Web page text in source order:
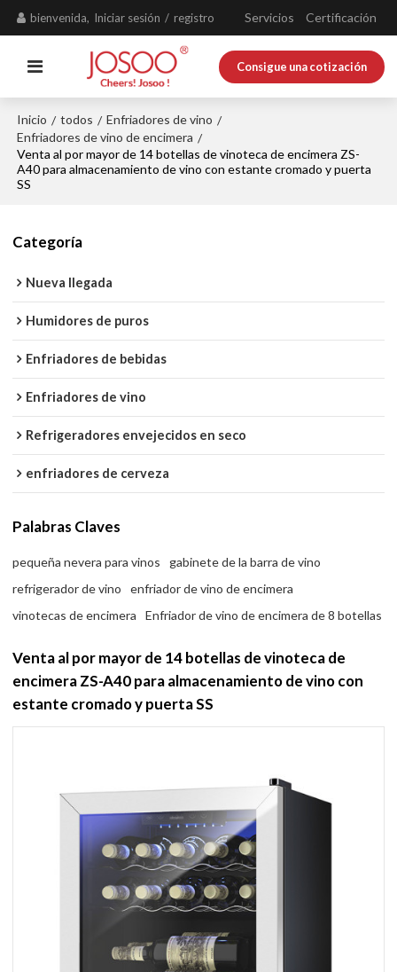
bienvenida, Iniciar sesión / registro Servicios Certificación
Consigue una cotización
Inicio / todos / Enfriadores de vino /
Enfriadores de vino de encimera /
Venta al por mayor de 14 botellas de vinoteca de encimera ZS-
A40 para almacenamiento de vino con estante cromado y puerta
SS
Categoría
Nueva llegada
Humidores de puros
Enfriadores de bebidas
Enfriadores de vino
Refrigeradores envejecidos en seco
enfriadores de cerveza
Palabras Claves
pequeña nevera para vinos
gabinete de la barra de vino
refrigerador de vino
enfriador de vino de encimera
vinotecas de encimera
Enfriador de vino de encimera de 8 botellas
Venta al por mayor de 14 botellas de vinoteca de
encimera ZS-A40 para almacenamiento de vino con
estante cromado y puerta SS